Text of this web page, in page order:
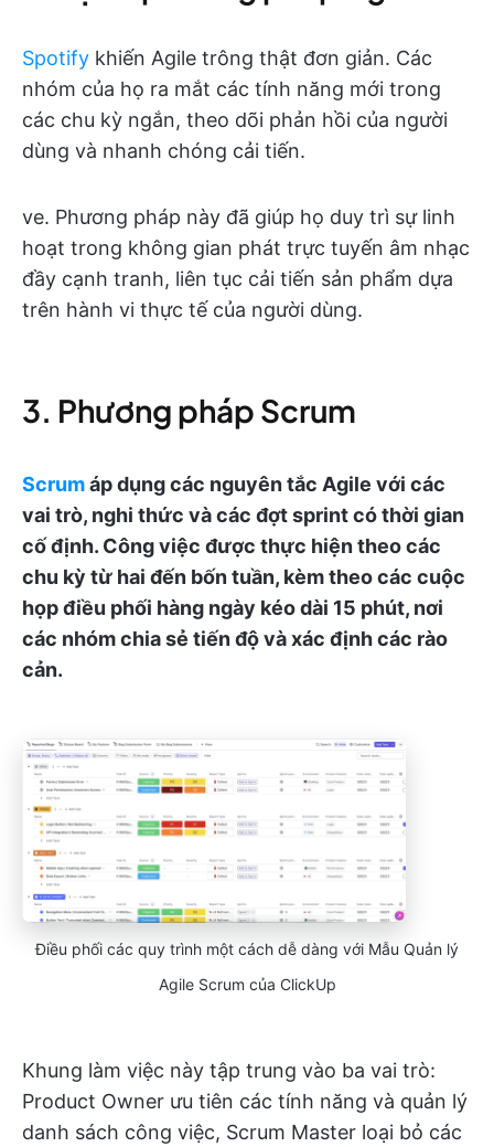
Spotify khiến Agile trông thật đơn giản. Các
nhóm của họ ra mắt các tính năng mới trong
các chu kỳ ngắn, theo dõi phản hồi của người
dùng và nhanh chóng cải tiến.
ve. Phương pháp này đã giúp họ duy trì sự linh
hoạt trong không gian phát trực tuyến âm nhạc
đầy cạnh tranh, liên tục cải tiến sản phẩm dựa
trên hành vi thực tế của người dùng.
3. Phương pháp Scrum
Scrumáp dụng các nguyên tắc Agile với các
vai trò, nghi thức và các đợt sprint có thời gian
cố định. Công việc được thực hiện theo các
chu kỳ từ hai đến bốn tuần, kèm theo các cuộc
họp điều phối hàng ngày kéo dài 15 phút, nơi
các nhóm chia sẻ tiến độ và xác định các rào
cản.
Điều phối các quy trình một cách dễ dàng với Mẫu Quản lý
Agile Scrum của ClickUp
Khung làm việc này tập trung vào ba vai trò:
Product Owner ưu tiên các tính năng và quản lý
danh sách công việc, Scrum Master loại bỏ các